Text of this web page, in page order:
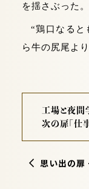
を揺さぶった。
“鶏口なると
ら牛の尻尾よ
工場と夜間
次の扉「仕
思い出の扉